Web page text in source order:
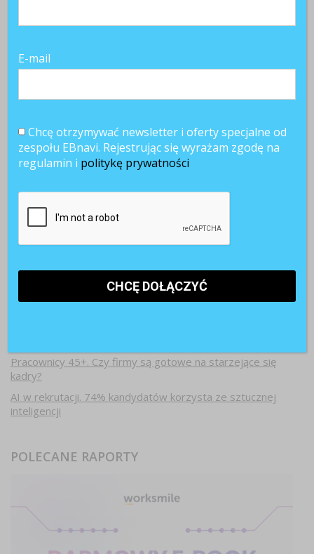
Najnowsze artykuły
Pracownicy 45+. Czy firmy są gotowe na starzejące się
kadry?
AI w rekrutacji. 74% kandydatów korzysta ze sztucznej
inteligencji
POLECANE RAPORTY
E-mail
Chcę otrzymywać newsletter i oferty specjalne od
zespołu EBnavi. Rejestrując się wyrażam zgodę na
regulamin i politykę prywatności